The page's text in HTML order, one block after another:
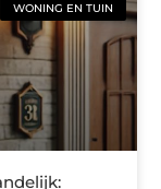
WONING EN TUIN